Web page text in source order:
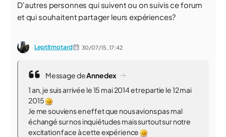
D'autres personnes qui suivent ou on suivis ce forum
et qui souhaitent partager leurs expériences?
Leptitmotard 30/07/15,17:42
Message deAnnedex
1 an, je suis arrivée le 15 mai 2014 et repartie le 12 mai
2015
Je me souviens en effet que nous avions pas mal
échangé sur nos inquiétudes mais surtout sur notre
excitation face à cette expérience